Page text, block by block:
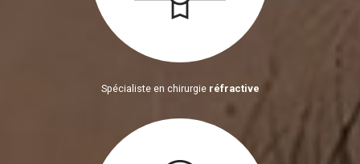
Spécialiste en chirurgie réfractive